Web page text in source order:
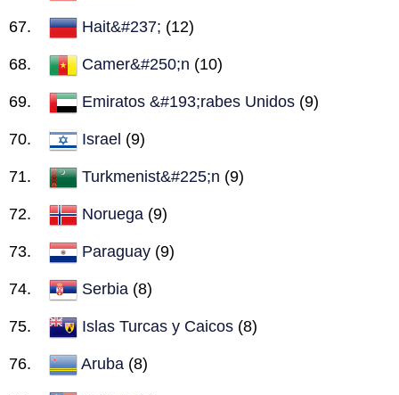
Hait&#237; (12)
Camer&#250;n (10)
Emiratos &#193;rabes Unidos (9)
Israel (9)
Turkmenist&#225;n (9)
Noruega (9)
Paraguay (9)
Serbia (8)
Islas Turcas y Caicos (8)
Aruba (8)